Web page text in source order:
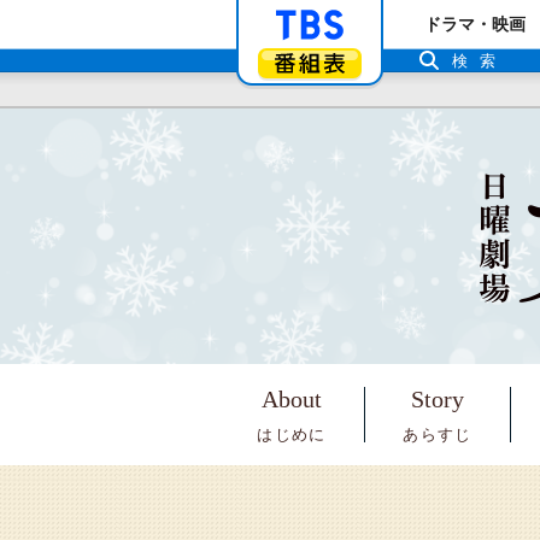
「TBSテレビ」ト
番組表
ドラマ・映画
検索
About
はじめに
Story
あらすじ